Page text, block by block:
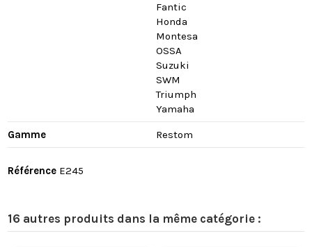
Fantic
Honda
Montesa
OSSA
Suzuki
SWM
Triumph
Yamaha
Gamme Restom
Référence E245
16 autres produits dans la même catégorie :